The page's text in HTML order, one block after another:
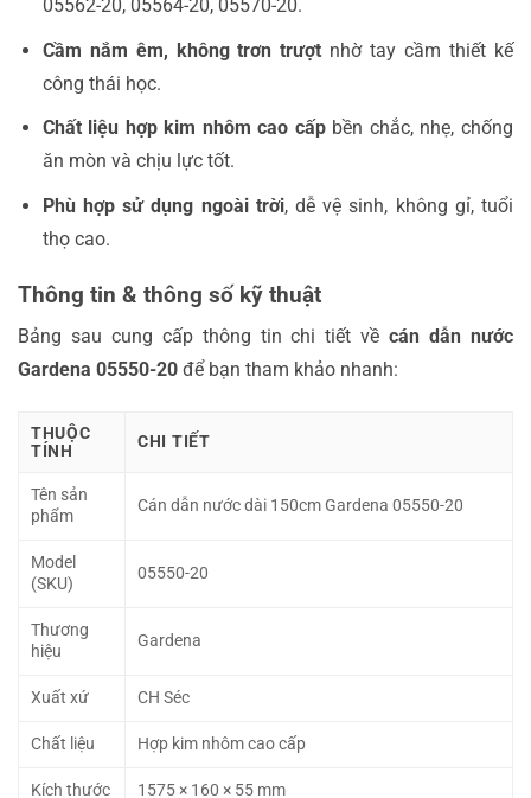
05562-20, 05564-20, 05570-20.
Cầm nắm êm, không trơn trượt nhờ tay cầm thiết kế
công thái học.
Chất liệu hợp kim nhôm cao cấpbền chắc, nhẹ, chống
ăn mòn và chịu lực tốt.
Phù hợp sử dụng ngoài trời, dễ vệ sinh, không gỉ, tuổi
thọ cao.
Thông tin & thông số kỹ thuật
Bảng sau cung cấp thông tin chi tiết vềcán dẫn nước
Gardena 05550-20 để bạn tham khảo nhanh:
THUỘC
TÍNH
CHI TIẾT
Tên sản
phẩm
Cán dẫn nước dài 150cm Gardena 05550-20
Model
(SKU)
05550-20
Thương
hiệu
Gardena
Xuất xứ CH Séc
Chất liệu Hợp kim nhôm cao cấp
Kích thước 1575 × 160 × 55 mm